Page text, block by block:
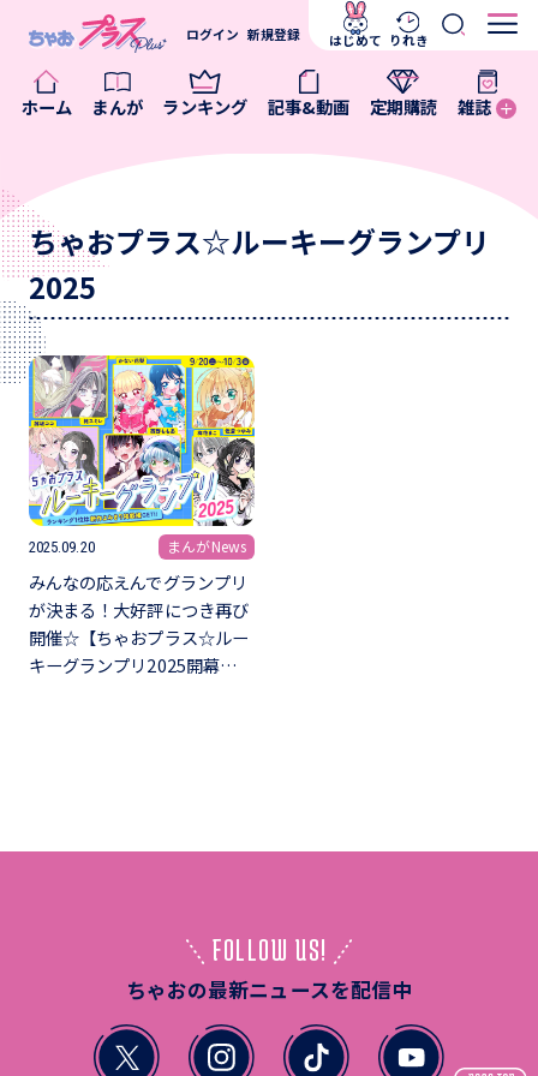
ホーム まんが ランキング 記事&動画 定期購読 雑誌
ログイン 新規登録 はじめて りれき
ちゃおプラス☆ルーキーグランプリ
2025
2025.09.20 まんがNews
みんなの応えんでグランプリ
が決まる！大好評につき再び
開催☆【ちゃおプラス☆ルー
キーグランプリ2025開幕…
FOLLOW US!
ちゃおの最新ニュースを配信中